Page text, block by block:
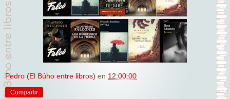
Pedro (El Búho entre libros) en 12:00:00
Compartir